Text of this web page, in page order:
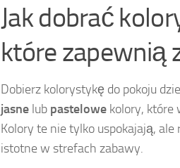
Jak dobrać
które zapewnią
Dobierz kolorystykę do pokoju
jasne lub pastelowe kolory, które
Kolory te nie tylko uspokajają,
istotne w strefach zabawy.